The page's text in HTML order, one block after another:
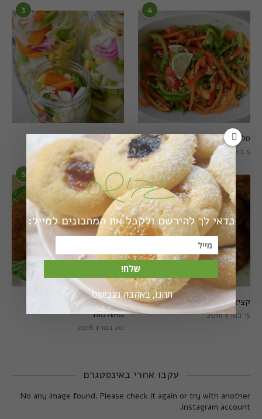
3
חמוצים מהירים
1 באוגוסט 2022
4
סלט פלפלים טרי וצבעוני
5 בפברואר 2021
5
קציצות כרישה טבעוניות
מושלמות
20 במרץ 2018
6
קציצות כרישה מושלמות
15 במרץ 2018
עקבו אחרי באינסטגרם
No any image found. Please check it again or try with another
instagram account.
כדאי לך להירשם ולקבל את המתכונים למייל:
שלח!
תהנו, באהבה מגבישס.